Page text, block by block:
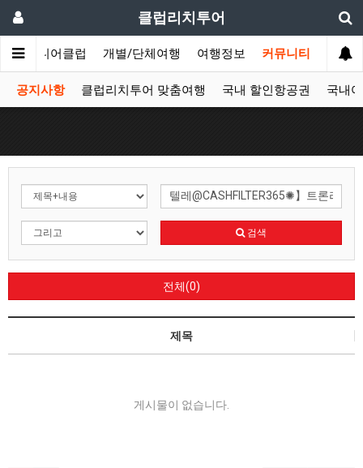
클럽리치투어
시니어클럽 개별/단체여행 여행정보 커뮤니티
공지사항 클럽리치투어 맞춤여행 국내 할인항공권 국내
검색
전체(0)
제목
게시물이 없습니다.